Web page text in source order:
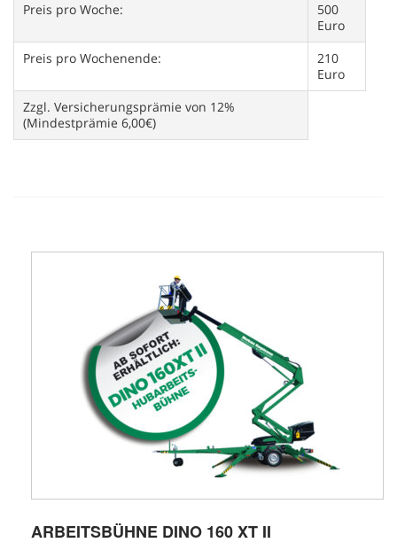
Preis pro Woche:
500
Euro
Preis pro Wochenende:
210
Euro
Zzgl. Versicherungsprämie von 12%
(Mindestprämie 6,00€)
ARBEITSBÜHNE DINO 160 XT II